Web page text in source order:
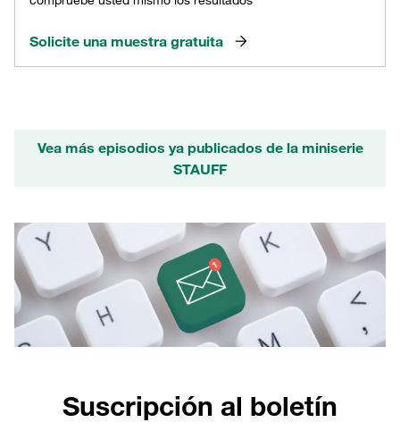
Solicite una muestra gratuita
Vea más episodios ya publicados de la miniserie
STAUFF
Suscripción al boletín